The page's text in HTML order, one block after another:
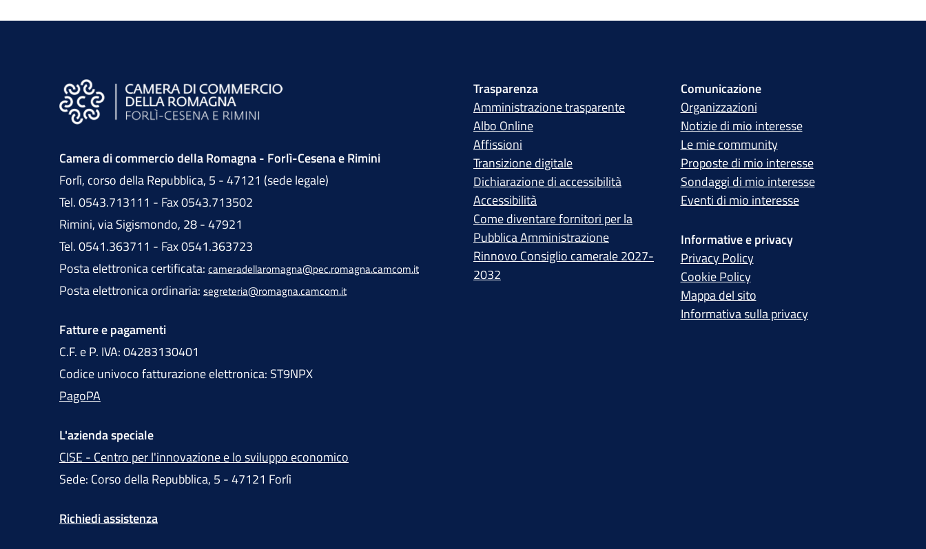
Camera di commercio della Romagna - Forlì-Cesena e Rimini
Forlì, corso della Repubblica, 5 - 47121 (sede legale)
Tel. 0543.713111 - Fax 0543.713502
Rimini, via Sigismondo, 28 - 47921
Tel. 0541.363711 - Fax 0541.363723
Posta elettronica certificata: cameradellaromagna@pec.romagna.camcom.it
Posta elettronica ordinaria: segreteria@romagna.camcom.it
Fatture e pagamenti
C.F. e P. IVA: 04283130401
Codice univoco fatturazione elettronica: ST9NPX
PagoPA
L'azienda speciale
CISE - Centro per l'innovazione e lo sviluppo economico
Sede: Corso della Repubblica, 5 - 47121 Forlì
Trasparenza
Amministrazione trasparente
Albo Online
Affissioni
Transizione digitale
Dichiarazione di accessibilità
Accessibilità
Come diventare fornitori per la
Pubblica Amministrazione
Rinnovo Consiglio camerale 2027-
2032
Comunicazione
Organizzazioni
Notizie di mio interesse
Le mie community
Proposte di mio interesse
Sondaggi di mio interesse
Eventi di mio interesse
Informative e privacy
Privacy Policy
Cookie Policy
Mappa del sito
Informativa sulla privacy
Richiedi assistenza